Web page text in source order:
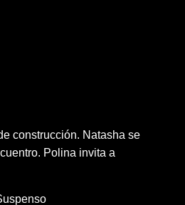
construcción. Natasha se
Polina invita a